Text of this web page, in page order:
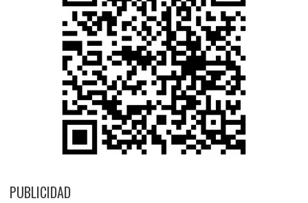
PUBLICIDAD